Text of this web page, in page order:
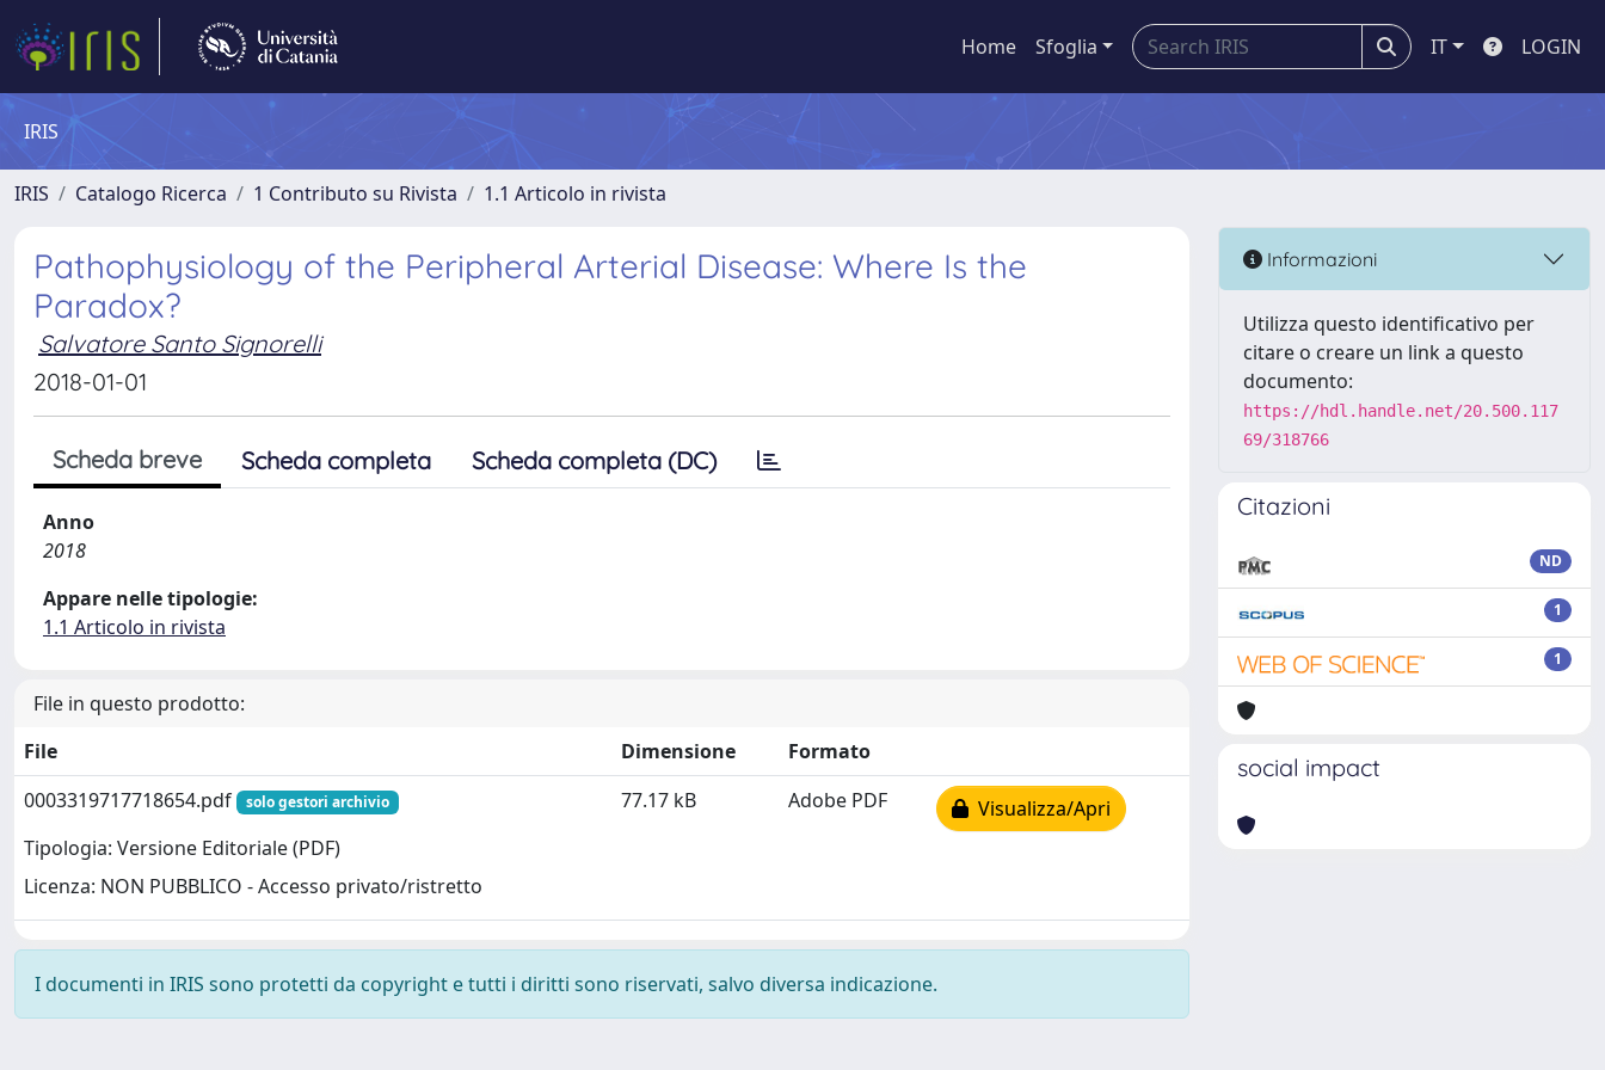
Home Sfoglia IT LOGIN
IRIS
IRIS Catalogo Ricerca 1 Contributo su Rivista 1.1 Articolo in rivista
Pathophysiology of the Peripheral Arterial Disease: Where Is the
Paradox?
Salvatore Santo Signorelli
2018-01-01
Scheda breve Scheda completa Scheda completa (DC)
Anno
2018
Appare nelle tipologie:
1.1 Articolo in rivista
File in questo prodotto:
File
Dimensione
Formato
0003319717718654.pdf
solo gestori archivio
Tipologia: Versione Editoriale (PDF)
Licenza: NON PUBBLICO - Accesso privato/ristretto
77.17 kB Adobe PDF Visualizza/Apri
I documenti in IRIS sono protetti da copyright e tutti i diritti sono riservati, salvo diversa indicazione.
Informazioni
Utilizza questo identificativo per
citare o creare un link a questo
documento:
https://hdl.handle.net/20.500.117
69/318766
Citazioni
ND
1
1
social impact